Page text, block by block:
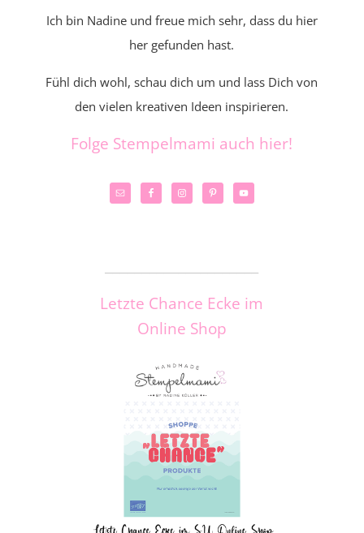
Ich bin Nadine und freue mich sehr, dass du hier
her gefunden hast.
Fühl dich wohl, schau dich um und lass Dich von
den vielen kreativen Ideen inspirieren.
Folge Stempelmami auch hier!
Letzte Chance Ecke im
Online Shop